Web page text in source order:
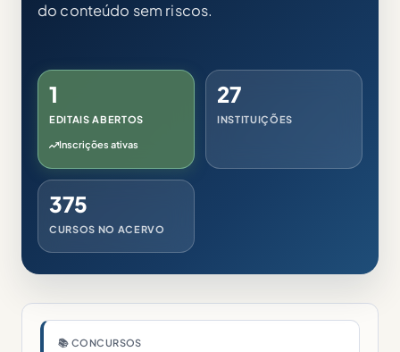
do conteúdo sem riscos.
1
EDITAIS ABERTOS
Inscrições ativas
27
INSTITUIÇÕES
375
CURSOS NO ACERVO
📚 CONCURSOS